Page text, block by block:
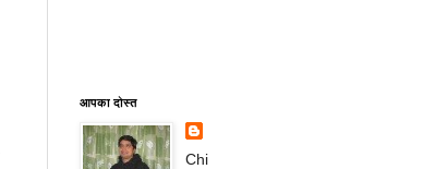
आपका दोस्त
Chi